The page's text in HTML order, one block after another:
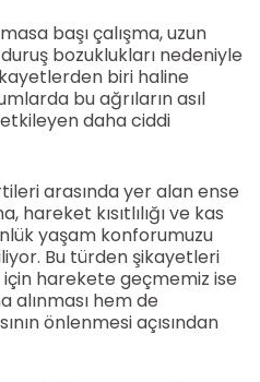
başı çalışma, uzun
bozuklukları nedeniyle
biri haline
bu ağrıların asıl
daha ciddi
arasında yer alan ense
hareket kısıtlılığı ve kas
yaşam konforumuzu
Bu türden şikayetleri
harekete geçmemiz ise
alınması hem de
önlenmesi açısından